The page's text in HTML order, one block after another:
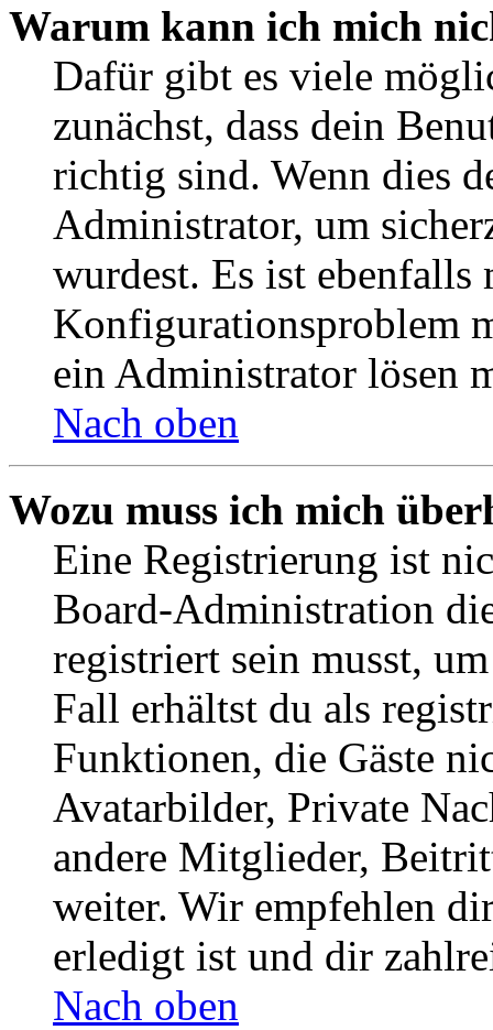
Warum kann ich mich
Dafür gibt es viele
zunächst, dass dein
richtig sind. Wenn dies
Administrator, um
wurdest. Es ist ebenfalls
Konfigurationsproblem
ein Administrator lösen
Nach oben
Wozu muss ich mich
Eine Registrierung ist
Board-Administration
registriert sein musst,
Fall erhältst du als
Funktionen, die Gäste
Avatarbilder, Private
andere Mitglieder,
weiter. Wir empfehlen
erledigt ist und dir
Nach oben